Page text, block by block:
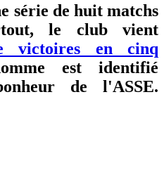
série de huit matchs
le club vient
victoires en cinq
est identifié
de l'ASSE.